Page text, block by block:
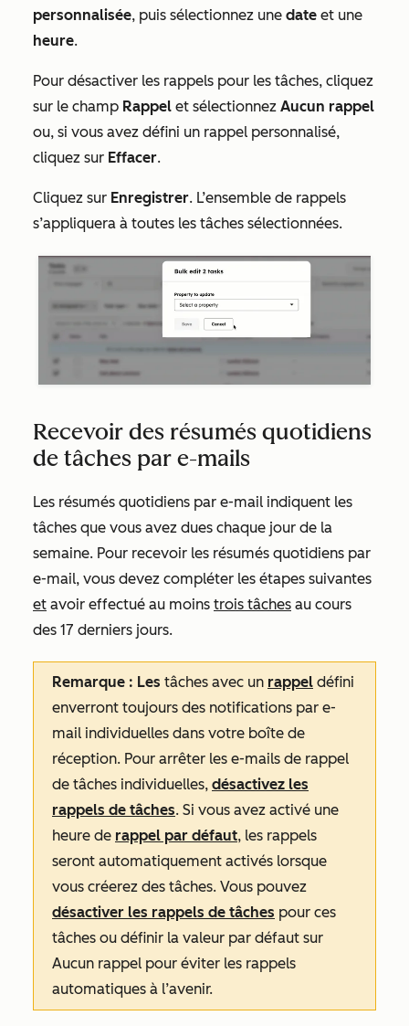
personnalisée, puis sélectionnez une date et une
heure.
Pour désactiver les rappels pour les tâches, cliquez
sur le champ Rappel et sélectionnez Aucun rappel
ou, si vous avez défini un rappel personnalisé,
cliquez sur Effacer.
Cliquez sur Enregistrer. L’ensemble de rappels
s’appliquera à toutes les tâches sélectionnées.
Recevoir des résumés quotidiens
de tâches par e-mails
Les résumés quotidiens par e-mail indiquent les
tâches que vous avez dues chaque jour de la
semaine. Pour recevoir les résumés quotidiens par
e-mail, vous devez compléter les étapes suivantes
et avoir effectué au moins trois tâches au cours
des 17 derniers jours.
Remarque : Les tâches avec un rappel défini
enverront toujours des notifications par e-
mail individuelles dans votre boîte de
réception. Pour arrêter les e-mails de rappel
de tâches individuelles, désactivez les
rappels de tâches. Si vous avez activé une
heure de rappel par défaut, les rappels
seront automatiquement activés lorsque
vous créerez des tâches. Vous pouvez
désactiver les rappels de tâches pour ces
tâches ou définir la valeur par défaut sur
Aucun rappel pour éviter les rappels
automatiques à l’avenir.